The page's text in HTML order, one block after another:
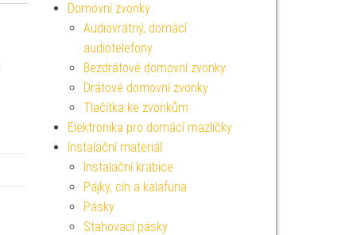
Domovní zvonky
Audiovrátný, domácí
audiotelefony
Bezdrátové domovní zvonky
Drátové domovní zvonky
Tlačítka ke zvonkům
Elektronika pro domácí mazlíčky
Instalační materiál
Instalační krabice
Pájky, cín a kalafuna
Pásky
Stahovací pásky